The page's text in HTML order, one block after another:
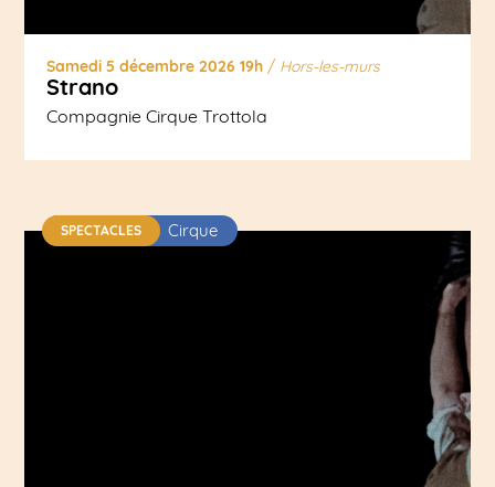
Samedi 5 décembre 2026 19h/ Hors-les-murs
Strano
Compagnie Cirque Trottola
SPECTACLES Cirque